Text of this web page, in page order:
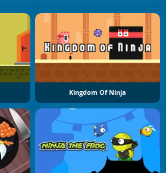
Kingdom Of Ninja